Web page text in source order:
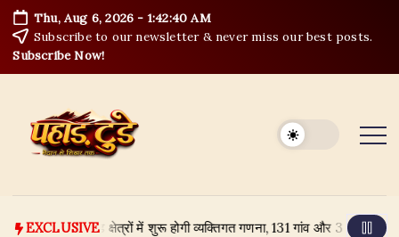
Skip
to
content
Thu, Aug 6, 2026 -1:42:41 AM
Subscribe to our newsletter & never miss our best posts.
Subscribe Now!
EXCLUSIVE
क्षेत्रों में शुरू होगी व्यक्तिगत गणना, 131 गांव और 3 नगर पंचायत शामिल